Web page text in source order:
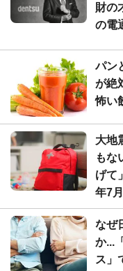
財の
の電
パン
が絶
怖い
大地
もな
げて
年7
なぜ
か...
ス」